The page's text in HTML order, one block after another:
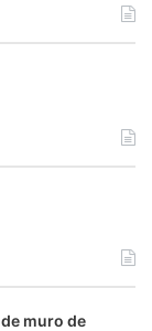
muro de